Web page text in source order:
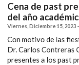
Cena de past
del año
Viernes, Diciembre 15, 2023
Con motivo de las
Dr. Carlos Contreras
presentes a los past